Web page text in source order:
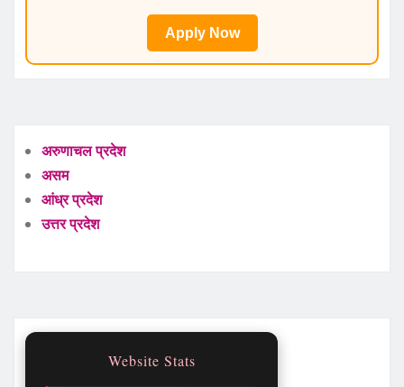
Apply Now
अरुणाचल प्रदेश
असम
आंध्र प्रदेश
उत्तर प्रदेश
Website Stats